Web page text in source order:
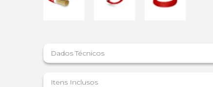
Dados Técnicos
Itens Inclusos